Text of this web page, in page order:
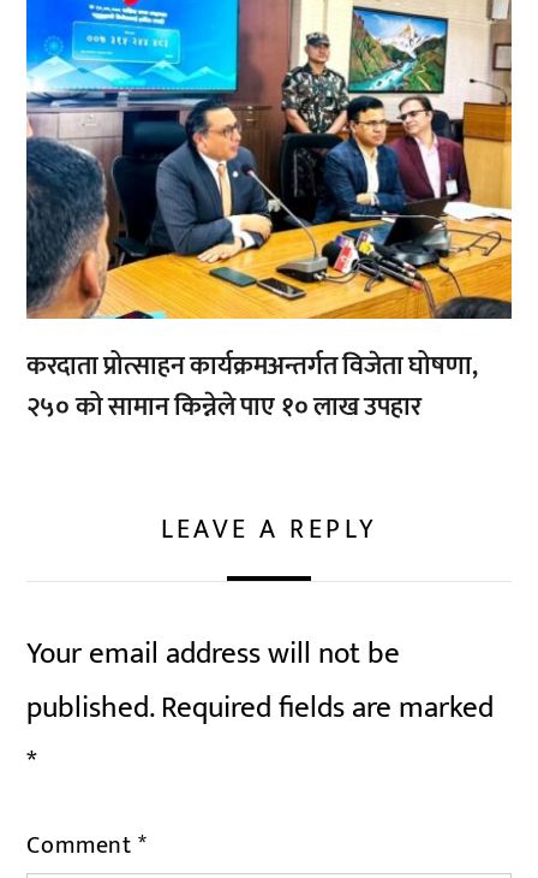
करदाता प्रोत्साहन कार्यक्रमअन्तर्गत विजेता घोषणा,
२५० को सामान किन्नेले पाए १० लाख उपहार
LEAVE A REPLY
Your email address will not be
published.Required fields are marked
*
Comment*